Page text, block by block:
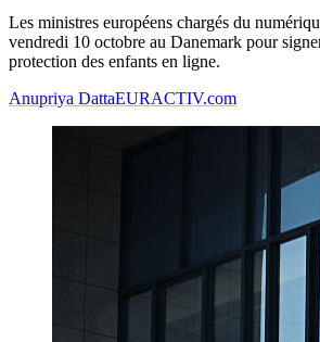
Les ministres européens chargés du
vendredi 10 octobre au Danemark pour
protection des enfants en ligne.
Anupriya DattaEURACTIV.com